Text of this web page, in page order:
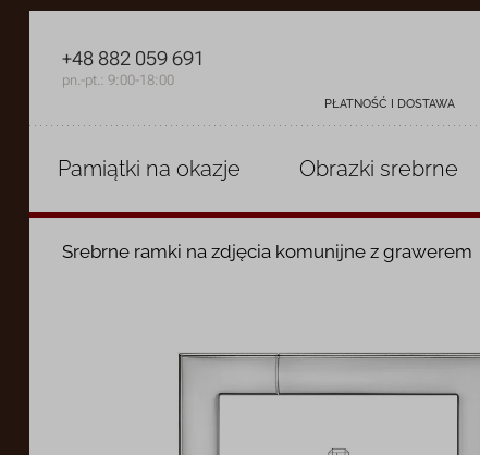
PŁATNOŚĆ I DOSTAWA
+48 882 059 691
pn.-pt.: 9:00-18:00
Pamiątki na okazje Obrazki srebrne
Srebrne ramki na zdjęcia komunijne z grawerem